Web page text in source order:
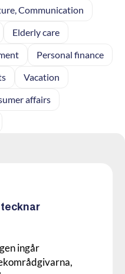
Communication
Elderly care
Personal finance
Vacation
affairs
ingår